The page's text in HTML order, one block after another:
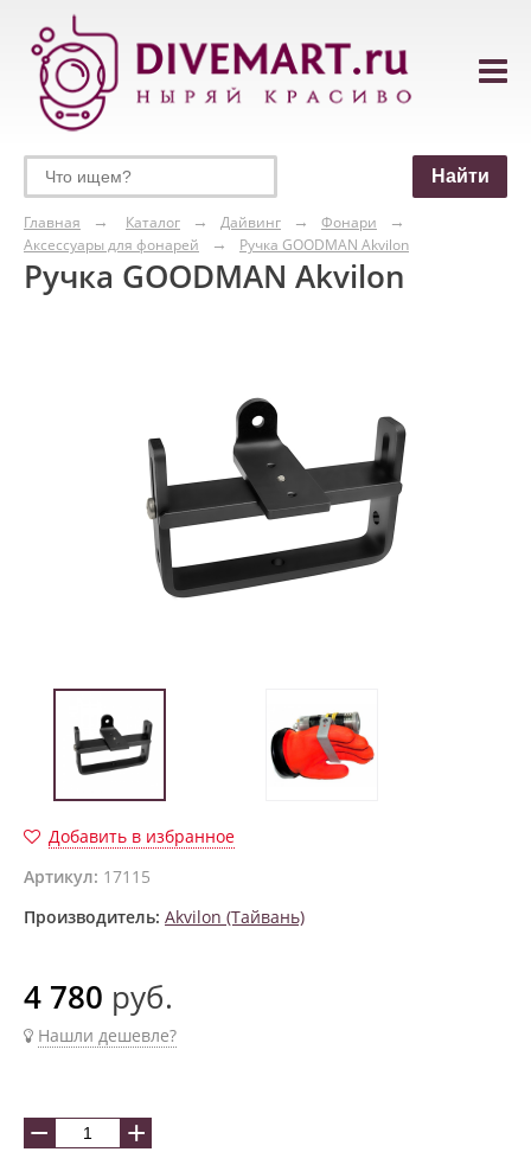
Главная Каталог Дайвинг
Фонари
Аксессуары для фонарей
Ручка GOODMAN Akvilon
Ручка GOODMAN Akvilon
Добавить в избранное
Артикул: 17115
Производитель: Akvilon (Тайвань)
4 780 руб.
Нашли дешевле?
− +